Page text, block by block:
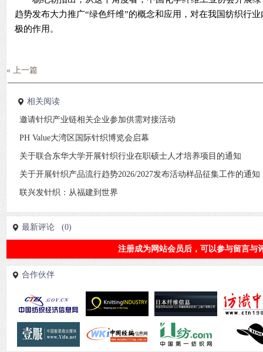
趋势发布大力推广“绿色纤维”的概念和应用，对在我国纺织行
极的作用。
« 上一篇
相关阅读
邀请针织产业链相关企业参加供需对接活动
PH Value大湾区国际针织博览会启幕
关于联合东华大学开展针织行业在职硕士人才培养项目的通知
关于开展针织产品流行趋势2026/2027发布活动样品征集工作的通知
联兴发针织：从福建到世界
最新评论 (0)
注册成为网站会员后，可以参与留言与
合作伙伴